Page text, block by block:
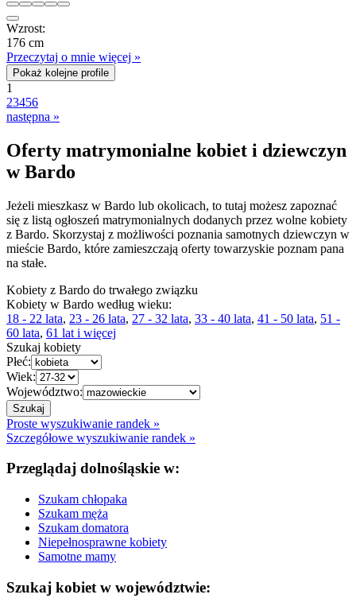
Wzrost:
176 cm
Przeczytaj o mnie więcej »
Pokaż kolejne profile
1
23456
następna »
Oferty matrymonialne kobiet i dziewczyn
w Bardo
Jeżeli mieszkasz w Bardo lub okolicach, to tutaj możesz zapoznać
się z listą ogłoszeń matrymonialnych dodanych przez wolne kobiety
z Bardo. Skorzystaj z możliwości poznania samotnych dziewczyn w
mieście Bardo, które zamieszczają oferty towarzyskie poznam pana
na stałe.
Kobiety z Bardo do trwałego związku
Kobiety w Bardo według wieku:
18 - 22 lata, 23 - 26 lata, 27 - 32 lata, 33 - 40 lata, 41 - 50 lata, 51 -
60 lata, 61 lat i więcej
Szukaj kobiety
Płeć:
Wiek:
Województwo:
Proste wyszukiwanie randek »
Szczegółowe wyszukiwanie randek »
Przeglądaj dolnośląskie w:
Szukam chłopaka
Szukam męża
Szukam domatora
Niepełnosprawne kobiety
Samotne mamy
Szukaj kobiet w województwie: